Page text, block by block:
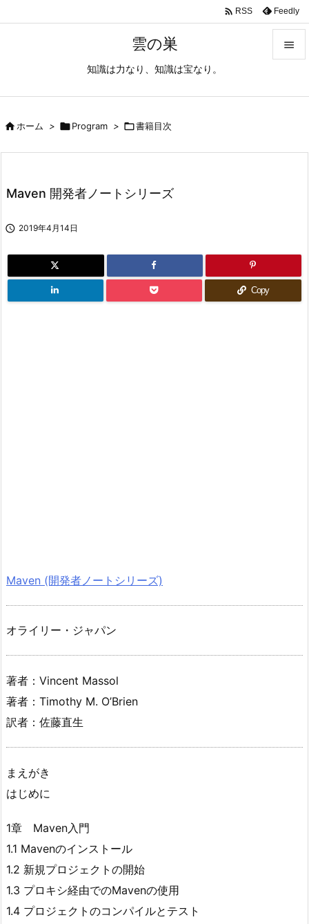
雲の巣
知識は力なり、知識は宝なり。

 RSS Feedly
ホーム > Program > 書籍目次
Maven 開発者ノートシリーズ
 2019年4月14日
Copy
Maven (開発者ノートシリーズ)
オライリー・ジャパン
著者：Vincent Massol
著者：Timothy M. O’Brien
訳者：佐藤直生
まえがき
はじめに
1章 Maven入門
1.1 Mavenのインストール
1.2 新規プロジェクトの開始
1.3 プロキシ経由でのMavenの使用
1.4 プロジェクトのコンパイルとテスト